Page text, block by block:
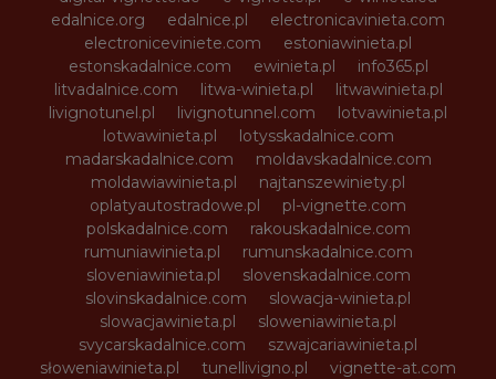
edalnice.org
edalnice.pl
electronicavinieta.com
electroniceviniete.com
estoniawinieta.pl
estonskadalnice.com
ewinieta.pl
info365.pl
litvadalnice.com
litwa-winieta.pl
litwawinieta.pl
livignotunel.pl
livignotunnel.com
lotvawinieta.pl
lotwawinieta.pl
lotysskadalnice.com
madarskadalnice.com
moldavskadalnice.com
moldawiawinieta.pl
najtanszewiniety.pl
oplatyautostradowe.pl
pl-vignette.com
polskadalnice.com
rakouskadalnice.com
rumuniawinieta.pl
rumunskadalnice.com
sloveniawinieta.pl
slovenskadalnice.com
slovinskadalnice.com
slowacja-winieta.pl
slowacjawinieta.pl
sloweniawinieta.pl
svycarskadalnice.com
szwajcariawinieta.pl
słoweniawinieta.pl
tunellivigno.pl
vignette-at.com